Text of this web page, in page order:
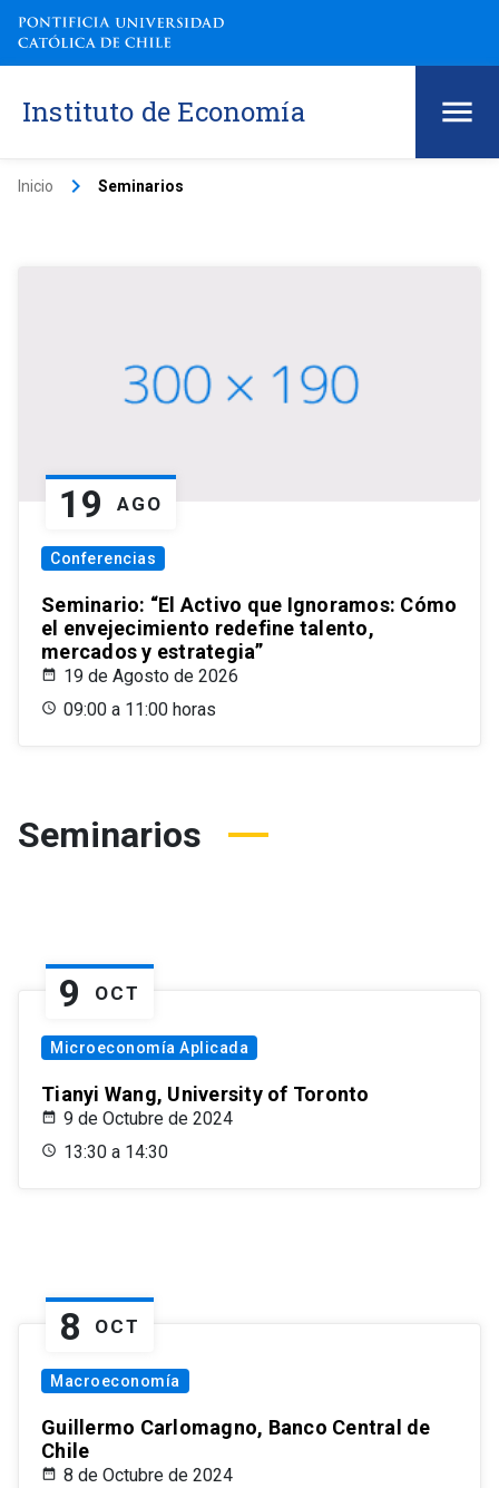
Instituto de Economía
Inicio keyboard_arrow_right Seminarios
19 AGO
Conferencias
Seminario: “El Activo que Ignoramos: Cómo
el envejecimiento redefine talento,
mercados y estrategia”
19 de Agosto de 2026
09:00 a 11:00 horas
Seminarios
9 OCT
Microeconomía Aplicada
Tianyi Wang, University of Toronto
9 de Octubre de 2024
13:30 a 14:30
8 OCT
Macroeconomía
Guillermo Carlomagno, Banco Central de
Chile
8 de Octubre de 2024